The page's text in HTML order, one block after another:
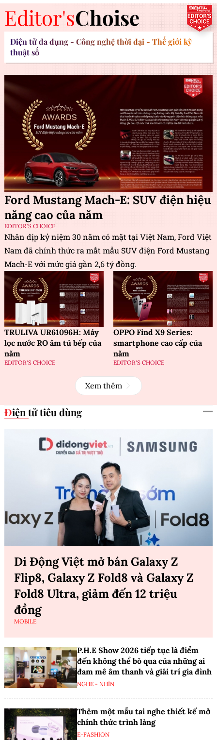
Editor'sChoise
Điện tử đa dụng - Công nghệ thời đại - Thế giới kỹ
thuật số
Ford Mustang Mach-E: SUV điện hiệu
năng cao của năm
EDITOR'S CHOICE
Nhân dịp kỷ niệm 30 năm có mặt tại Việt Nam, Ford Việt
Nam đã chính thức ra mắt mẫu SUV điện Ford Mustang
Mach-E với mức giá gần 2,6 tỷ đồng.
TRULIVA UR61096H: Máy
lọc nước RO âm tủ bếp của
năm
EDITOR'S CHOICE
OPPO Find X9 Series:
smartphone cao cấp của
năm
EDITOR'S CHOICE
Xem thêm
Điện tử tiêu dùng
Di Động Việt mở bán Galaxy Z
Flip8, Galaxy Z Fold8 và Galaxy Z
Fold8 Ultra, giảm đến 12 triệu
đồng
MOBILE
P.H.E Show 2026 tiếp tục là điểm
đến không thể bỏ qua của những ai
đam mê âm thanh và giải trí gia đình
NGHE - NHÌN
Thêm một mẫu tai nghe thiết kế mở
chính thức trình làng
E-FASHION